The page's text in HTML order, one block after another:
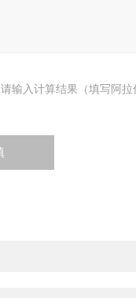
请输入计算结果（填写阿